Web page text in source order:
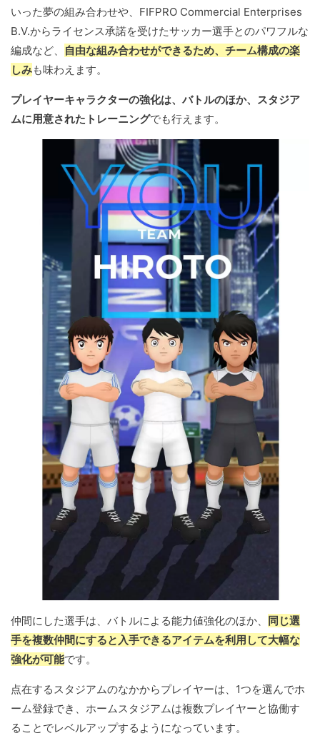
いった夢の組み合わせや、FIFPRO Commercial Enterprises
B.V.からライセンス承諾を受けたサッカー選手とのパワフルな
編成など、
自由な組み合わせができるため、チーム構成の楽
しみも味わえます。
プレイヤーキャラクターの強化は、バトルのほか、スタジア
ムに用意されたトレーニングでも行えます。
仲間にした選手は、バトルによる能力値強化のほか、 同じ選
手を複数仲間にすると入手できるアイテムを利用して大幅な
強化が可能です。
点在するスタジアムのなかからプレイヤーは、1つを選んでホ
ーム登録でき、ホームスタジアムは複数プレイヤーと協働す
ることでレベルアップするようになっています。